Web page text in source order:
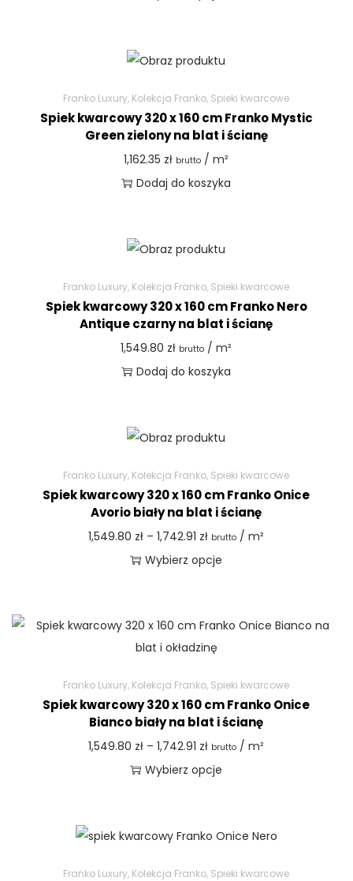
Franko Luxury, Kolekcja Franko, Spieki kwarcowe
Spiek kwarcowy 320 x 160 cm Franko Mystic
Green zielony na blat i ścianę
1,162.35 zł brutto / m²
Dodaj do koszyka
Franko Luxury, Kolekcja Franko, Spieki kwarcowe
Spiek kwarcowy 320 x 160 cm Franko Nero
Antique czarny na blat i ścianę
1,549.80 zł brutto / m²
Dodaj do koszyka
Franko Luxury, Kolekcja Franko, Spieki kwarcowe
Spiek kwarcowy 320 x 160 cm Franko Onice
Avorio biały na blat i ścianę
1,549.80 zł – 1,742.91 zł brutto / m²
Wybierz opcje
Franko Luxury, Kolekcja Franko, Spieki kwarcowe
Spiek kwarcowy 320 x 160 cm Franko Onice
Bianco biały na blat i ścianę
1,549.80 zł – 1,742.91 zł brutto / m²
Wybierz opcje
Franko Luxury, Kolekcja Franko, Spieki kwarcowe